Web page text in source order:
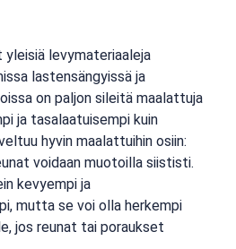
levymateriaaleja
lastensängyissä ja
on paljon sileitä maalattuja
ja tasalaatuisempi kuin
hyvin maalattuihin osiin:
voidaan muotoilla siististi.
kevyempi ja
mutta se voi olla herkempi
jos reunat tai poraukset